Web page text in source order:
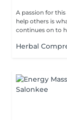
A passion for
help others is
continues on to
Herbal